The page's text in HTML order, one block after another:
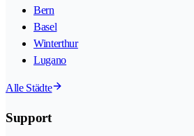
Bern
Basel
Winterthur
Lugano
Alle Städte
Support